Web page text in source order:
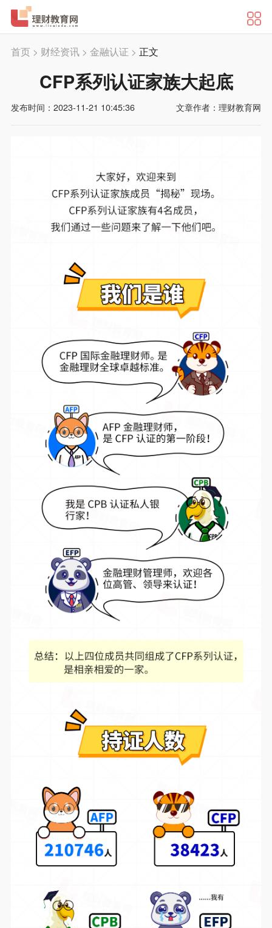
首页> 财经资讯> 金融认证 > 正文
CFP系列认证家族大起底
发布时间：2023-11-21 10:45:36 文章作者：理财教育网